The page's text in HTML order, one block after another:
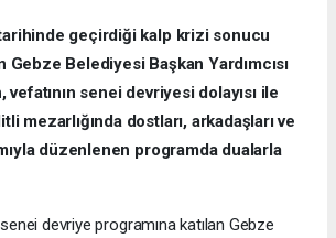
geçirdiği kalp krizi sonucu
Gebze Belediyesi Başkan Yardımcısı
senei devriyesi dolayısı ile
mezarlığında dostları, arkadaşları ve
düzenlenen programda dualarla
devriye programına katılan Gebze